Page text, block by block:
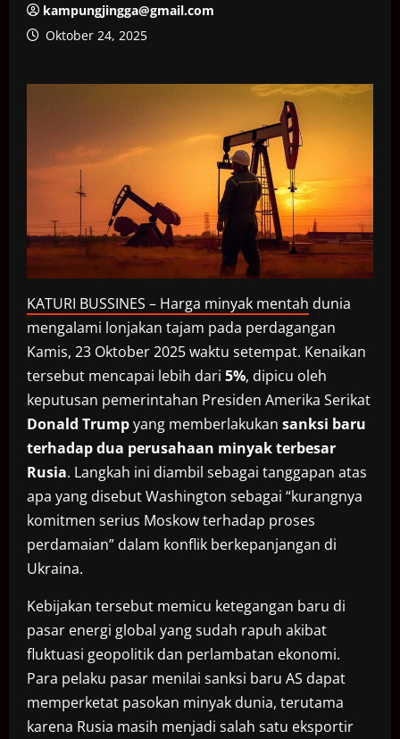
kampungjingga@gmail.com
Oktober 24, 2025
KATURI BUSSINES – Harga minyak mentah dunia
mengalami lonjakan tajam pada perdagangan
Kamis, 23 Oktober 2025 waktu setempat. Kenaikan
tersebut mencapai lebih dari 5%, dipicu oleh
keputusan pemerintahan Presiden Amerika Serikat
Donald Trumpyang memberlakukan sanksi baru
terhadap dua perusahaan minyak terbesar
Rusia. Langkah ini diambil sebagai tanggapan atas
apa yang disebut Washington sebagai “kurangnya
komitmen serius Moskow terhadap proses
perdamaian” dalam konflik berkepanjangan di
Ukraina.
Kebijakan tersebut memicu ketegangan baru di
pasar energi global yang sudah rapuh akibat
fluktuasi geopolitik dan perlambatan ekonomi.
Para pelaku pasar menilai sanksi baru AS dapat
memperketat pasokan minyak dunia, terutama
karena Rusia masih menjadi salah satu eksportir